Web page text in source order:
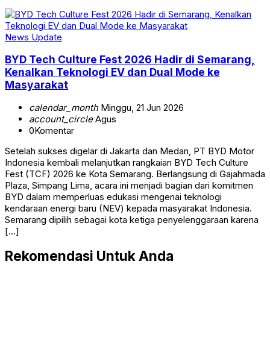
News Update
BYD Tech Culture Fest 2026 Hadir di Semarang,
Kenalkan Teknologi EV dan Dual Mode ke
Masyarakat
calendar_monthMinggu, 21 Jun 2026
account_circleAgus
0Komentar
Setelah sukses digelar di Jakarta dan Medan, PT BYD Motor
Indonesia kembali melanjutkan rangkaian BYD Tech Culture
Fest (TCF) 2026 ke Kota Semarang. Berlangsung di Gajahmada
Plaza, Simpang Lima, acara ini menjadi bagian dari komitmen
BYD dalam memperluas edukasi mengenai teknologi
kendaraan energi baru (NEV) kepada masyarakat Indonesia.
Semarang dipilih sebagai kota ketiga penyelenggaraan karena
[…]
Rekomendasi Untuk Anda